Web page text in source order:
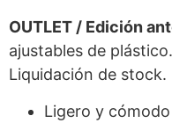
OUTLET / Edición
ajustables de plástico.
Liquidación de stock.
Ligero y